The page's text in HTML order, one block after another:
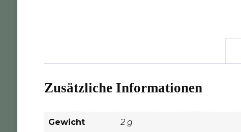
Zusätzliche Informationen
Gewicht 2 g